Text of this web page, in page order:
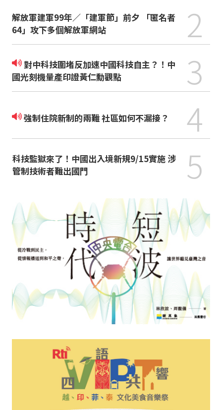
解放軍建軍99年／「建軍節」前夕 「匿名者
64」攻下多個解放軍網站
2
對中科技圍堵反加速中國科技自主？！中
國光刻機量產印證黃仁勳觀點
3
強制住院新制的兩難 社區如何不漏接？ 4
科技監獄來了！中國出入境新規9/15實施 涉
管制技術者難出國門
5